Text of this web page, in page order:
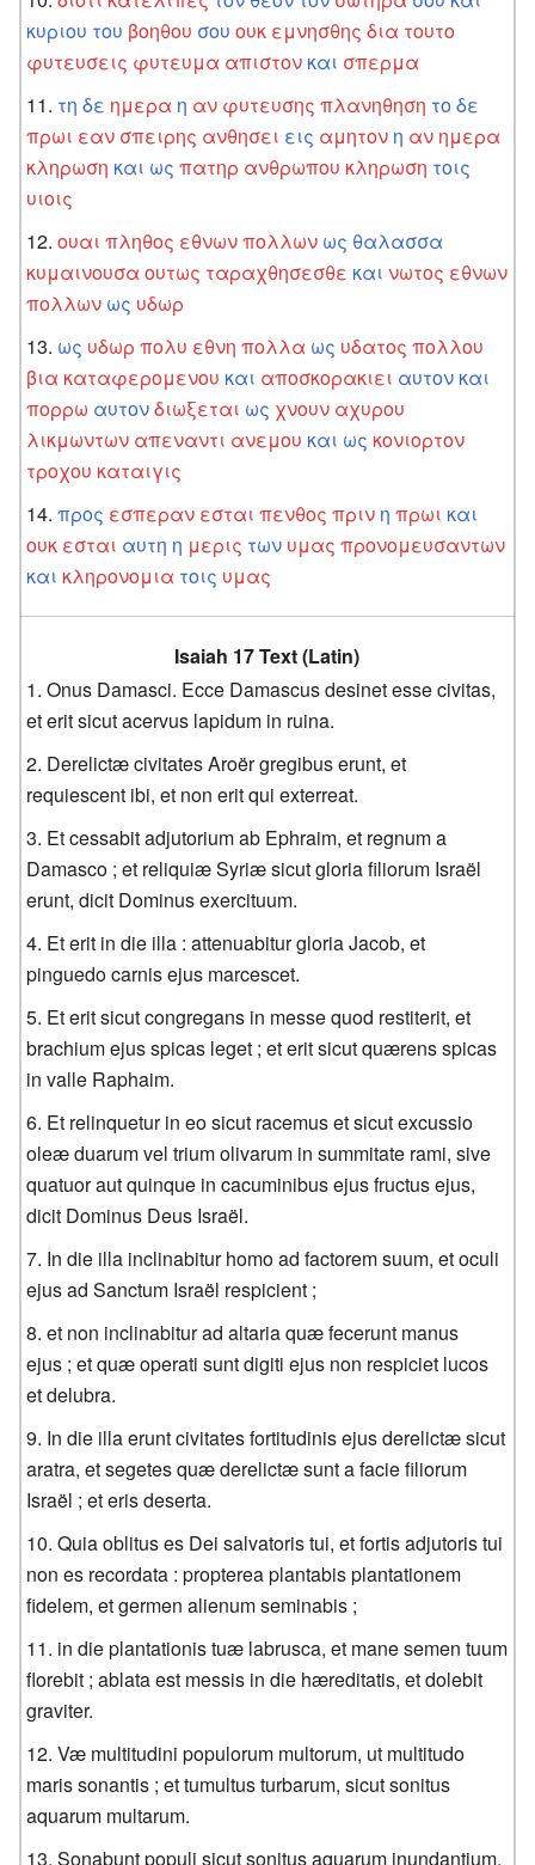
κυριου του βοηθου σου ουκ εμνησθης δια τουτο
φυτευσεις φυτευμα απιστον και σπερμα
τη δε ημερα η αν φυτευσης πλανηθηση τοδε
πρωι εαν σπειρης ανθησει εις αμητον η αν ημερα
κληρωση και ως πατηρ ανθρωπου κληρωση τοις
υιοις
ουαι πληθος εθνωνπολλων ως θαλασσα
κυμαινουσα ουτως ταραχθησεσθε και νωτος εθνων
πολλων ως υδωρ
ως υδωρ πολυ εθνη πολλα ως υδατος πολλου
βια καταφερομενου και αποσκορακιει αυτον και
πορρω αυτονδιωξεται ως χνουν αχυρου
λικμωντων απεναντι ανεμου και ως κονιορτον
τροχου καταιγις
προς εσπεραν εσται πενθος πριν η πρωι και
ουκ εσται αυτη η μερις των υμας προνομευσαντων
και κληρονομια τοις υμας
Isaiah 17 Text (Latin)
Onus Damasci. Ecce Damascus desinet esse civitas,
et erit sicut acervus lapidum in ruina.
Derelictæ civitates Aroër gregibus erunt, et
requiescent ibi, et non erit qui exterreat.
Et cessabit adjutorium ab Ephraim, et regnum a
Damasco ; et reliquiæ Syriæ sicut gloria filiorum Israël
erunt, dicit Dominus exercituum.
Et erit in die illa : attenuabitur gloria Jacob, et
pinguedo carnis ejus marcescet.
Et erit sicut congregans in messe quod restiterit, et
brachium ejus spicas leget ; et erit sicut quærens spicas
in valle Raphaim.
Et relinquetur in eo sicut racemus et sicut excussio
oleæ duarum vel trium olivarum in summitate rami, sive
quatuor aut quinque in cacuminibus ejus fructus ejus,
dicit Dominus Deus Israël.
In die illa inclinabitur homo ad factorem suum, et oculi
ejus ad Sanctum Israël respicient ;
et non inclinabitur ad altaria quæ fecerunt manus
ejus ; et quæ operati sunt digiti ejus non respiciet lucos
et delubra.
In die illa erunt civitates fortitudinis ejus derelictæ sicut
aratra, et segetes quæ derelictæ sunt a facie filiorum
Israël ; et eris deserta.
Quia oblitus es Dei salvatoris tui, et fortis adjutoris tui
non es recordata : propterea plantabis plantationem
fidelem, et germen alienum seminabis ;
in die plantationis tuæ labrusca, et mane semen tuum
florebit ; ablata est messis in die hæreditatis, et dolebit
graviter.
Væ multitudini populorum multorum, ut multitudo
maris sonantis ; et tumultus turbarum, sicut sonitus
aquarum multarum.
Sonabunt populi sicut sonitus aquarum inundantium,